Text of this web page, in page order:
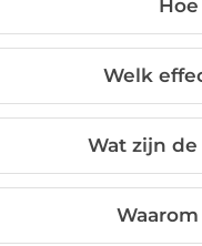
Welk
Wat zijn